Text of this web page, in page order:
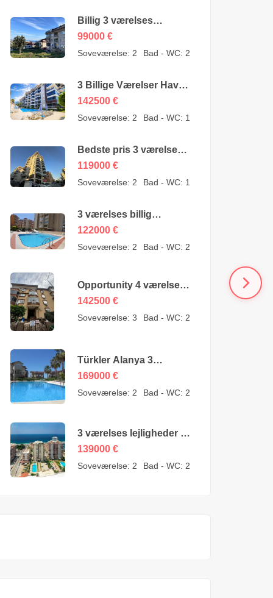
Billig 3 værelses
lejlighed til salg i Sugözü
Alanya – mulighed –
99000 €
Soveværelse: 2 Bad - WC: 2
3 Billige Værelser Have
Duplex til salg i Kestel
Alanya fra ejer – 142500
142500 €
Soveværelse: 2 Bad - WC: 1
Bedste pris 3 værelses
billig lejlighed til salg i
Alanya Mahmutlar –
119000 €
Soveværelse: 2 Bad - WC: 1
3 værelses billig
lejlighed til salg i
Mahmutlar Alanya
122000 €
Soveværelse: 2 Bad - WC: 2
Opportunity 4 værelses
billig lejlighed til salg i
Oba Alanya Tyrkiet fra
142500 €
Soveværelse: 3 Bad - WC: 2
Türkler Alanya 3
Værelser Duplex til salg
– 169000 Euro
169000 €
Soveværelse: 2 Bad - WC: 2
3 værelses lejligheder til
salg i Mahmutlar Alanya
– MYE-0409
139000 €
Soveværelse: 2 Bad - WC: 2